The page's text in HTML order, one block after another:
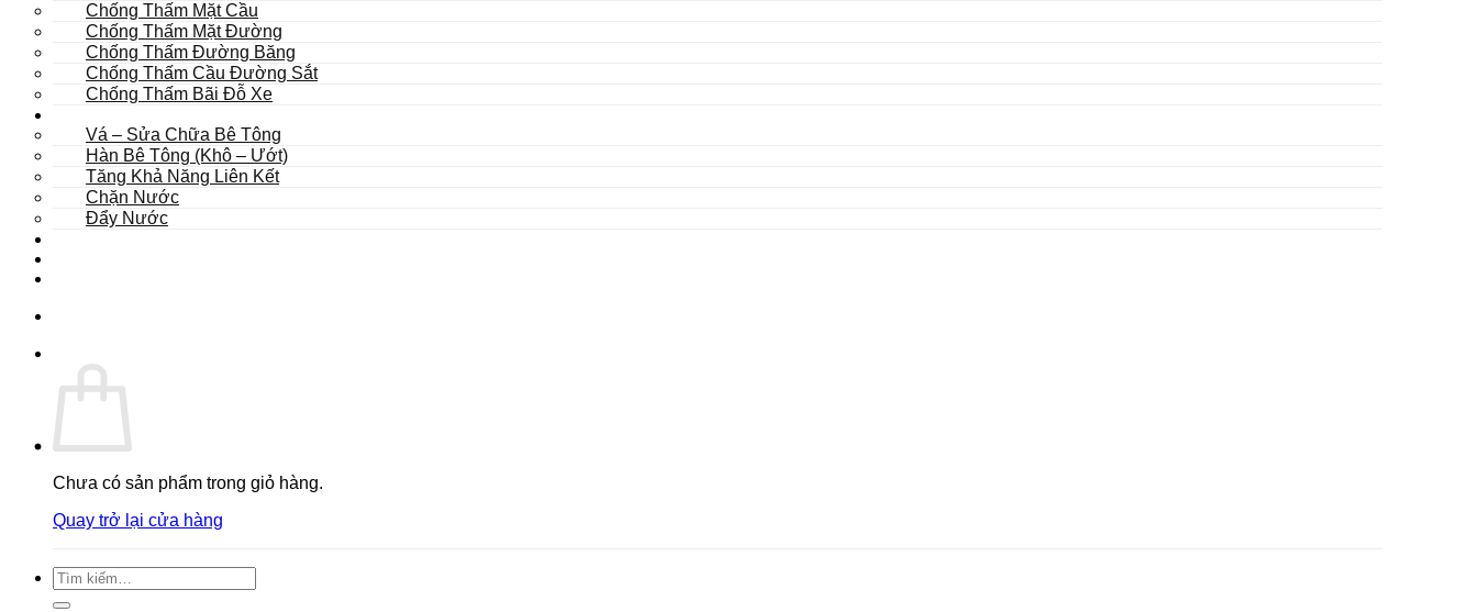
Chống Thấm Mặt Cầu
Chống Thấm Mặt Đường
Chống Thấm Đường Băng
Chống Thấm Cầu Đường Sắt
Chống Thấm Bãi Đỗ Xe
Vá – Sửa Chữa Bê Tông
Hàn Bê Tông (Khô – Ướt)
Tăng Khả Năng Liên Kết
Chặn Nước
Đẩy Nước
Chưa có sản phẩm trong giỏ hàng.
Quay trở lại cửa hàng
Tìm
kiếm: